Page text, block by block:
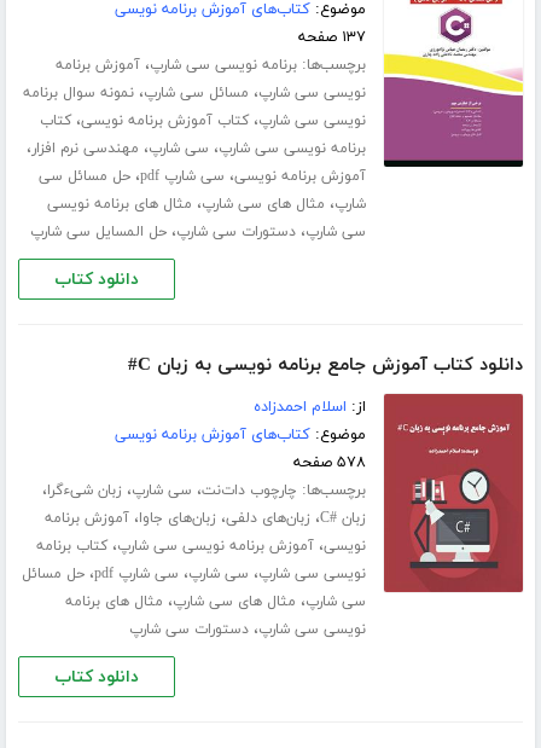
موضوع:کتاب‌های آموزش برنامه نویسی
۱۳۷ صفحه
برچسب‌ها:برنامه نویسی سی شارپ،آموزش برنامه
نویسی سی شارپ، مسائل سی شارپ،نمونه سوال برنامه
نویسی سی شارپ،کتاب آموزش برنامه نویسی،کتاب
برنامه نویسی سی شارپ، سی شارپ، مهندسی نرم افزار،
آموزش برنامه نویسی، سی شارپ pdf ،حل مسائل سی
شارپ، مثال های سی شارپ، مثال های برنامه نویسی
سی شارپ،دستورات سی شارپ،حل المسایل سی شارپ
دانلود کتاب
دانلود کتاب آموزش جامع برنامه نویسی به زبان C#
از: اسلام احمدزاده
موضوع:کتاب‌های آموزش برنامه نویسی
۵۷۸ صفحه
برچسب‌ها: چارچوب دات‌نت، سی شارپ، زبان شیءگرا،
زبان #C ، زبان‌های دلفی، زبان‌های جاوا،آموزش برنامه
نویسی،آموزش برنامه نویسی سی شارپ،کتاب برنامه
نویسی سی شارپ، سی شارپ، سی شارپ pdf ،حل مسائل
سی شارپ، مثال های سی شارپ، مثال های برنامه
نویسی سی شارپ،دستورات سی شارپ
دانلود کتاب